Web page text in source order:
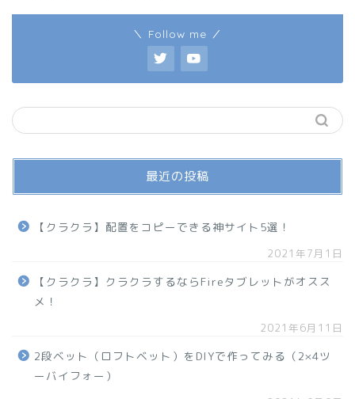
＼ Follow me ／
最近の投稿
【クラクラ】配置をコピーできる神サイト5選！
2021年7月1日
【クラクラ】クラクラするならFireタブレットがオスス
メ！
2021年6月11日
2段ベット（ロフトベット）をDIYで作ってみる（2×4ツ
ーバイフォー）